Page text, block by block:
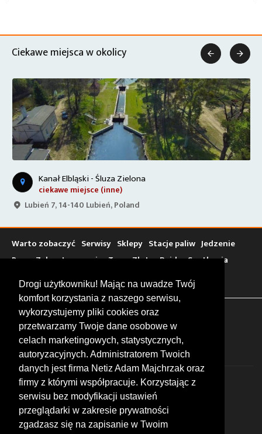
Drogi użytkowniku! Mając na uwadze Twój
komfort korzystania z naszego serwisu,
wykorzystujemy pliki cookies oraz
przetwarzamy Twoje dane osobowe w
celach marketingowych, statystycznych,
autoryzacyjnych. Administratorem Twoich
danych jest firma Netiz Adam Majchrzak oraz
firmy z którymi współpracuje. Korzystając z
serwisu bez modyfikacji ustawień
przeglądarki w zakresie prywatności
zgadzasz się na zapisanie w Twoim
Ciekawe miejsca w okolicy
Kanał Elbląski - Śluza Zielona
ciekawe miejsce (inne)
Lubień 7, 14-140 Lubień, Poland
 
Warto zobaczyć Serwisy Sklepy Stacje paliw Jedzenie
Bary Zakwaterowanie Tory Zloty Rajdy Spotkania
Targi
Giełdy Szkolenia
FOLLOW US
© 2026 by MotoWhizzer.com